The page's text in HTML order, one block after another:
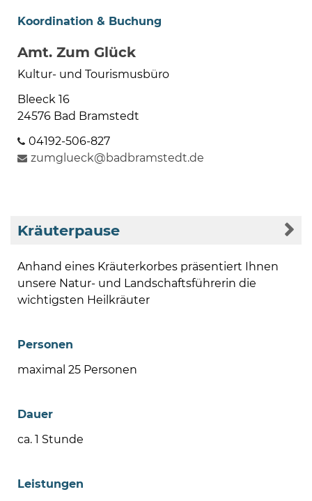
Koordination & Buchung
Amt. Zum Glück
Kultur- und Tourismusbüro
Bleeck 16
24576 Bad Bramstedt
04192-506-827
zumglueck@badbramstedt.de
Kräuterpause
Anhand eines Kräuterkorbes präsentiert Ihnen
unsere Natur- und Landschaftsführerin die
wichtigsten Heilkräuter
Personen
maximal 25 Personen
Dauer
ca. 1 Stunde
Leistungen